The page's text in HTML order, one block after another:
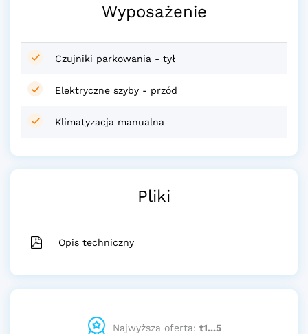
Wyposażenie
Czujniki parkowania - tył
Elektryczne szyby - przód
Klimatyzacja manualna
Pliki
Opis techniczny
Najwyższa oferta: t1...5